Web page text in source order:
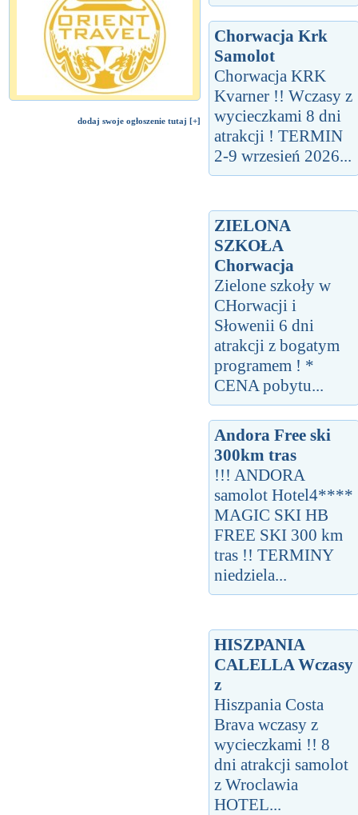
dodaj swoje ogłoszenie tutaj [+]
Chorwacja Krk
Samolot
Chorwacja KRK
Kvarner !! Wczasy z
wycieczkami 8 dni
atrakcji ! TERMIN
2-9 wrzesień 2026...
ZIELONA
SZKOŁA
Chorwacja
Zielone szkoły w
CHorwacji i
Słowenii 6 dni
atrakcji z bogatym
programem ! *
CENA pobytu...
Andora Free ski
300km tras
!!! ANDORA
samolot Hotel4****
MAGIC SKI HB
FREE SKI 300 km
tras !! TERMINY
niedziela...
HISZPANIA
CALELLA Wczasy
z
Hiszpania Costa
Brava wczasy z
wycieczkami !! 8
dni atrakcji samolot
z Wroclawia
HOTEL...